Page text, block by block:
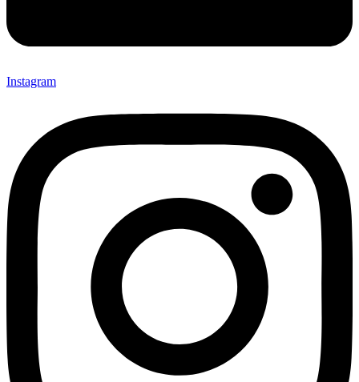
Instagram